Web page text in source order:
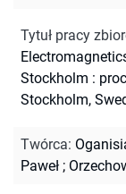
Tytuł pracy
Stockholm :
Stockholm,
Twórca:
Paweł ;